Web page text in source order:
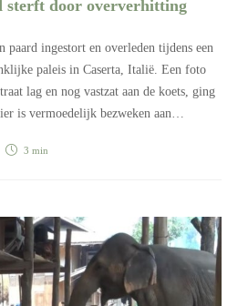
sterft door oververhitting
paard ingestort en overleden tijdens een
paleis in Caserta, Italië. Een foto
lag en nog vastzat aan de koets, ging
is vermoedelijk bezweken aan…
3 min